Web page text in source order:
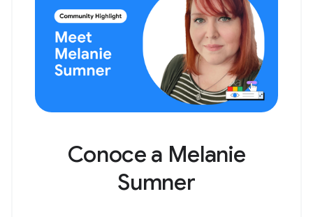
Conoce a Melanie
Sumner